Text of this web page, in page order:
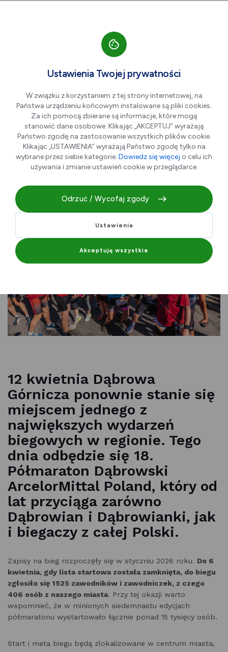
18. Półmaraton Dąbrowski
ArcelorMittal Poland, czyli
sportowe święto w Dąbrowie
Górniczej
07.04.2026 r.
12 kwietnia Dąbrowa
Górnicza ponownie stanie się
miejscem jednego z
największych wydarzeń
biegowych w regionie. Tego
dnia odbędzie się 18.
Półmaraton Dąbrowski
ArcelorMittal Poland, który od
lat przyciąga zarówno
Dąbrowian i Dąbrowianki, jak
i biegaczy z całej Polski.
Zapisy na bieg rozpoczęły się w styczniu 2026 roku. Do 6
kwietnia, gdy lista startowa została zamknięta, do biegu
zgłosiło się 1525 zawodników i zawodniczek, z czego
406 osób z naszego miasta. Przy tej okazji warto
wspomnieć, że w minionych siedemnastu edycjach
półmaratonu wystartowało łącznie ponad 15 tysięcy osób.
Start i meta biegu będą zlokalizowane w centrum miasta,
Ustawienia Twojej prywatności
W związku z korzystaniem z tej strony internetowej, na
Państwa urządzeniu końcowym instalowane są pliki cookies.
Za ich pomocą zbierane są informacje, które mogą
stanowić dane osobowe. Klikając „AKCEPTUJ” wyrażają
Państwo zgodę na zastosowanie wszystkich plików cookie.
Klikając „USTAWIENIA” wyrażają Państwo zgodę tylko na
wybrane przez siebie kategorie. Dowiedz się więcej o celu ich
używania i zmianie ustawień cookie w przeglądarce.
Odrzuć / Wycofaj zgody
Ustawienia
Akceptuję wszystkie